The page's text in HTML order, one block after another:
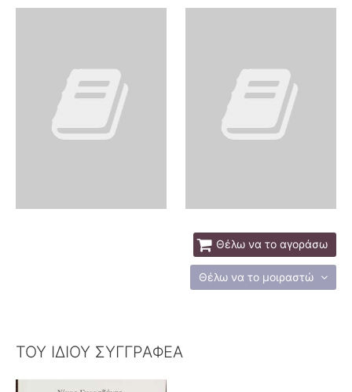
Θέλω να το αγοράσω
Θέλω να το μοιραστώ
ΤΟΥ ΙΔΙΟΥ ΣΥΓΓΡΑΦΕΑ